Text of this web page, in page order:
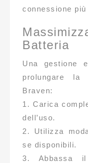
connessione più
Batteria
Una gestione
prolungare
Braven:
1. Carica
dell’uso.
2. Utilizza
se disponibili.
3. Abbassa il